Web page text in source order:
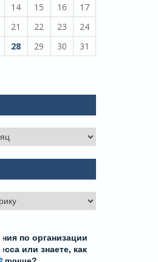
14 15 16
17
21 22 23
24
28 29 30 31
по организации
или знаете, как